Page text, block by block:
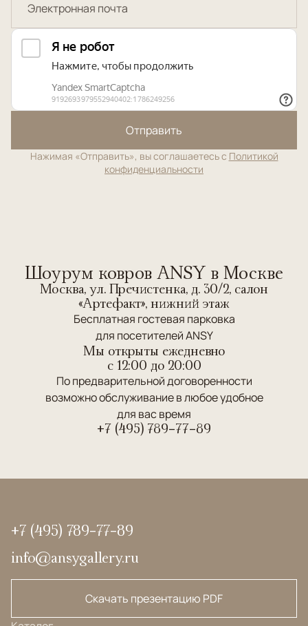
Отправить
Нажимая «Отправить», вы соглашаетесь с Политикой
конфиденциальности
Шоурум ковров ANSY в Москве
Москва, ул. Пречистенка, д. 30/2, салон
«Артефакт», нижний этаж
Бесплатная гостевая парковка
для посетителей ANSY
Мы открыты ежедневно
c 12:00 до 20:00
По предварительной договоренности
возможно обслуживание в любое удобное
для вас время
+7 (495) 789-77-89
+7 (495) 789-77-89
info@ansygallery.ru
Скачать презентацию PDF